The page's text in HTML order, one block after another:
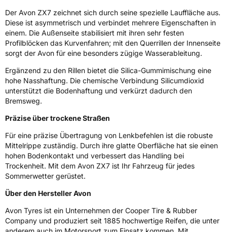
Weitere Eigenschaften
SchlauchtypTL
Zustand Neureifen
EU Label
EffizienzC
Rollgeräusch (Klasse)B
Rollgeräusch (dB)69
FahrzeugklasseC1
3PMSF / Schneeflockensymbol / Alpine-SymbolNein
Der Avon ZX7 zeichnet sich durch seine spezielle Lauffläche aus.
Diese ist asymmetrisch und verbindet mehrere Eigenschaften in
einem. Die Außenseite stabilisiert mit ihren sehr festen
Profilblöcken das Kurvenfahren; mit den Querrillen der Innenseite
sorgt der Avon für eine besonders zügige Wasserableitung.
Ergänzend zu den Rillen bietet die Silica-Gummimischung eine
hohe Nasshaftung. Die chemische Verbindung Silicumdioxid
unterstützt die Bodenhaftung und verkürzt dadurch den
Bremsweg.
Präzise über trockene Straßen
Für eine präzise Übertragung von Lenkbefehlen ist die robuste
Mittelrippe zuständig. Durch ihre glatte Oberfläche hat sie einen
hohen Bodenkontakt und verbessert das Handling bei
Trockenheit. Mit dem Avon ZX7 ist Ihr Fahrzeug für jedes
Sommerwetter gerüstet.
Über den Hersteller Avon
Avon Tyres ist ein Unternehmen der Cooper Tire & Rubber
Company und produziert seit 1885 hochwertige Reifen, die unter